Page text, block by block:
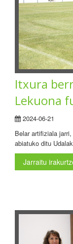
Itxura
Lekuona
2024-06-21
Belar artifiziala
abiatuko ditu
Jarraitu